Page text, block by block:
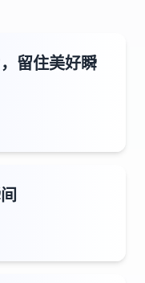
留住美好瞬